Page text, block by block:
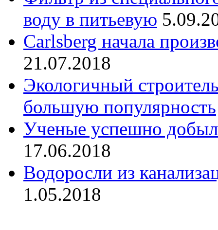
воду в питьевую
Carlsberg начала
21.07.2018
Экологичный
большую популярность
Ученые успешно
17.06.2018
Водоросли из
1.05.2018